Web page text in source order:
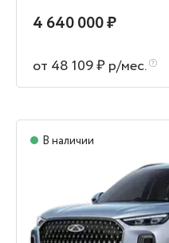
4 640 000 ₽
от 48 109 ₽ р/мес.
В наличии